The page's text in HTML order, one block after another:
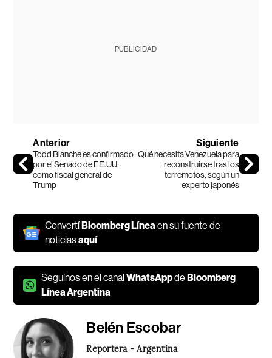
PUBLICIDAD
Anterior
Todd Blanche es confirmado
por el Senado de EE.UU.
como fiscal general de
Trump
Siguiente
Qué necesita Venezuela para
reconstruirse tras los
terremotos, según un
experto japonés
ConvertíBloomberg Línea en su fuente de
noticiasaquí
Seguínos en el canalWhatsAppdeBloomberg
Línea Argentina
Belén Escobar
Reportera - Argentina